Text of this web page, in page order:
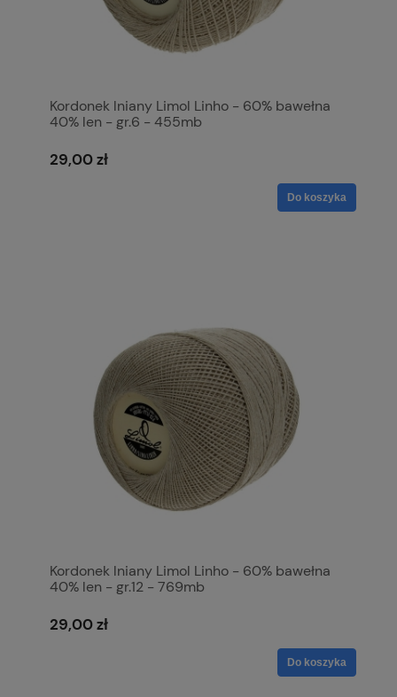
Kordonek lniany Limol Linho - 60% bawełna
40% len - gr.6 - 455mb
29,00 zł
Do koszyka
Kordonek lniany Limol Linho - 60% bawełna
40% len - gr.12 - 769mb
29,00 zł
Do koszyka